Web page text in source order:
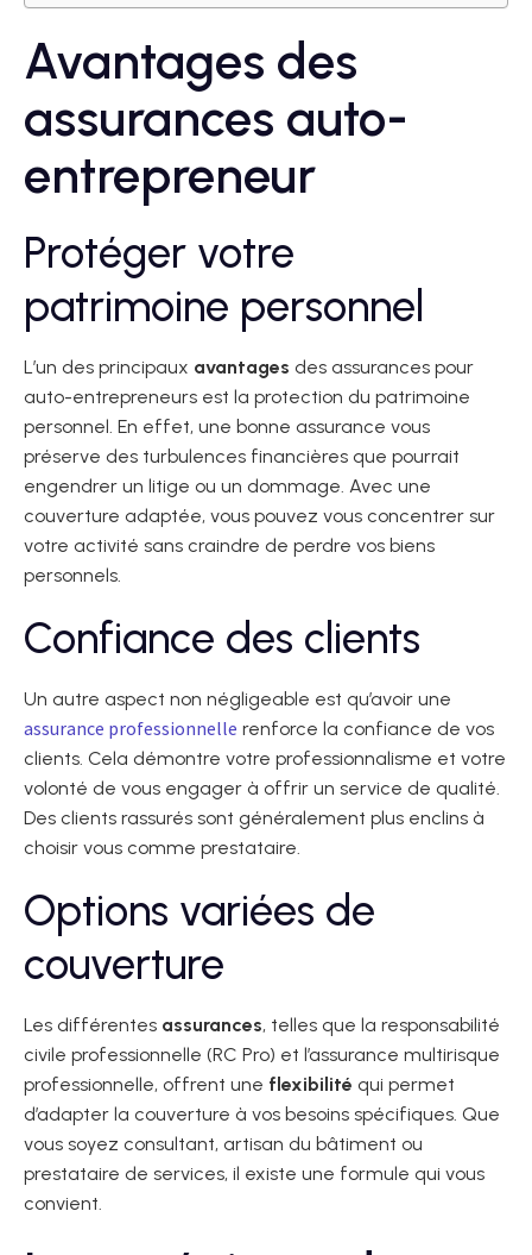
Avantages des
assurances auto-
entrepreneur
Protéger votre
patrimoine personnel
L’un des principaux avantages des assurances pour
auto-entrepreneurs est la protection du patrimoine
personnel. En effet, une bonne assurance vous
préserve des turbulences financières que pourrait
engendrer un litige ou un dommage. Avec une
couverture adaptée, vous pouvez vous concentrer sur
votre activité sans craindre de perdre vos biens
personnels.
Confiance des clients
Un autre aspect non négligeable est qu’avoir une
assurance professionnelle renforce la confiance de vos
clients. Cela démontre votre professionnalisme et votre
volonté de vous engager à offrir un service de qualité.
Des clients rassurés sont généralement plus enclins à
choisir vous comme prestataire.
Options variées de
couverture
Les différentes assurances, telles que la responsabilité
civile professionnelle (RC Pro) et l’assurance multirisque
professionnelle, offrent une flexibilité qui permet
d’adapter la couverture à vos besoins spécifiques. Que
vous soyez consultant, artisan du bâtiment ou
prestataire de services, il existe une formule qui vous
convient.